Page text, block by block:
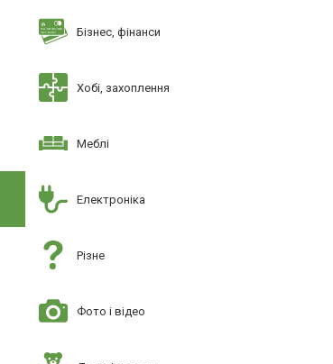
Бізнес, фінанси
Хобі, захоплення
Меблі
Електроніка
Різне
Фото і відео